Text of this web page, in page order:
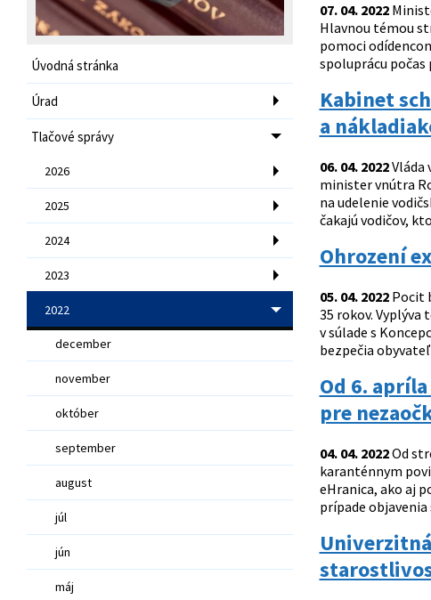
Úvodná stránka
Úrad
Tlačové správy
2026
2025
2024
2023
2022
december
november
október
september
august
júl
jún
máj
07. 04. 2022
Hlavnou témou
pomoci
spoluprácu počas
Kabinet
a
06. 04. 2022Vláda
minister vnútra
na udelenie
čakajú vodičov,
Ohrození
05. 04. 2022Pocit
35 rokov.
v súlade s
bezpečia
Od 6.
pre
04. 04. 2022Od
karanténnym
eHranica, ako aj
prípade